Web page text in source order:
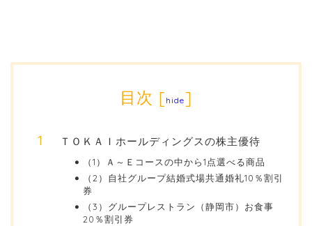
目次 [hide]
ＴＯＫＡＩホールディングスの株主優待
（1）Ａ～Ｅコースの中から1点選べる商品
（2）自社グループ結婚式場共通婚礼10％割引
券
（3）グループレストラン（静岡市）お食事
20％割引券